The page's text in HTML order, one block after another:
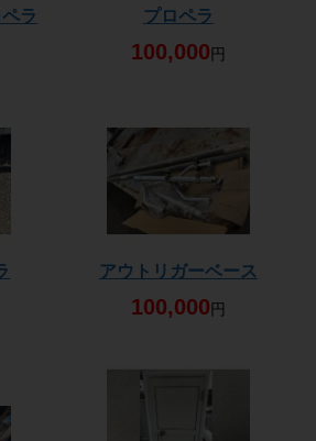
ラ プロペラ
100,000 円
アウトリガーベース
100,000 円